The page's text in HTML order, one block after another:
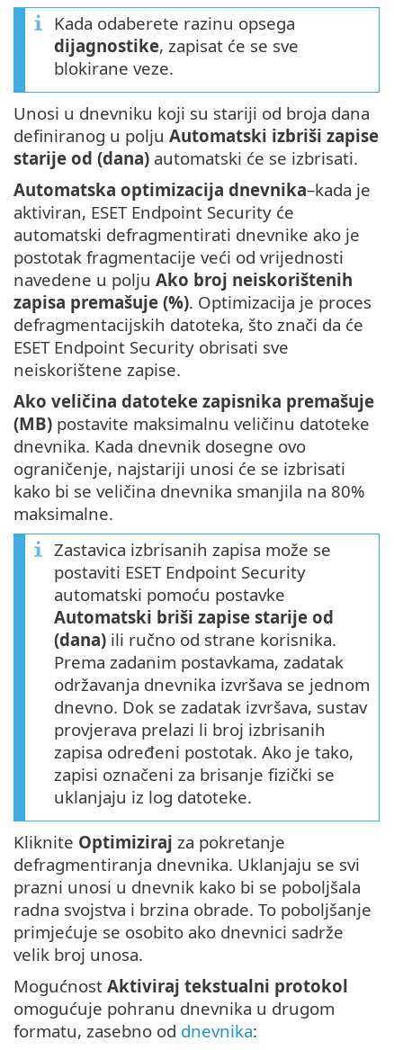
Kada odaberete razinu opsega
dijagnostike, zapisat će se sve
blokirane veze.
Unosi u dnevniku koji su stariji od broja dana
definiranog u polju Automatski izbriši zapise
starije od (dana) automatski će se izbrisati.
Automatska optimizacija dnevnika–kada je
aktiviran, ESET Endpoint Security će
automatski defragmentirati dnevnike ako je
postotak fragmentacije veći od vrijednosti
navedene u polju Ako broj neiskorištenih
zapisa premašuje (%). Optimizacija je proces
defragmentacijskih datoteka, što znači da će
ESET Endpoint Security obrisati sve
neiskorištene zapise.
Ako veličina datoteke zapisnika premašuje
(MB) postavite maksimalnu veličinu datoteke
dnevnika. Kada dnevnik dosegne ovo
ograničenje, najstariji unosi će se izbrisati
kako bi se veličina dnevnika smanjila na 80%
maksimalne.
Zastavica izbrisanih zapisa može se
postaviti ESET Endpoint Security
automatski pomoću postavke
Automatski briši zapise starije od
(dana) ili ručno od strane korisnika.
Prema zadanim postavkama, zadatak
održavanja dnevnika izvršava se jednom
dnevno. Dok se zadatak izvršava, sustav
provjerava prelazi li broj izbrisanih
zapisa određeni postotak. Ako je tako,
zapisi označeni za brisanje fizički se
uklanjaju iz log datoteke.
Kliknite Optimiziraj za pokretanje
defragmentiranja dnevnika. Uklanjaju se svi
prazni unosi u dnevnik kako bi se poboljšala
radna svojstva i brzina obrade. To poboljšanje
primjećuje se osobito ako dnevnici sadrže
velik broj unosa.
Mogućnost Aktiviraj tekstualni protokol
omogućuje pohranu dnevnika u drugom
formatu, zasebno od dnevnika: